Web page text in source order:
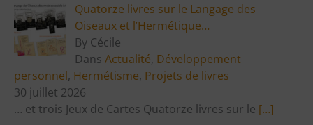
Quatorze livres sur le Langage des
Oiseaux et l’Hermétique…
By Cécile
Dans Actualité, Développement
personnel, Hermétisme, Projets de livres
30 juillet 2026
… et trois Jeux de Cartes Quatorze livres sur le […]